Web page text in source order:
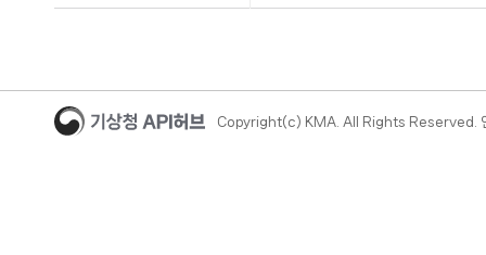
Copyright(c) KMA. All Rights Reserved.